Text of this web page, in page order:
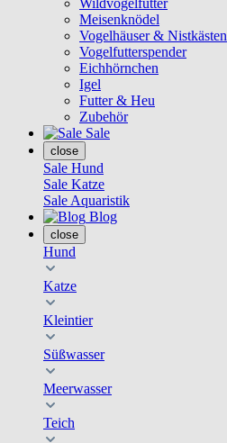
Wildvogelfutter
Meisenknödel
Vogelhäuser & Nistkästen
Vogelfutterspender
Eichhörnchen
Igel
Futter & Heu
Zubehör
Sale
close
Sale Hund
Sale Katze
Sale Aquaristik
Blog
close
Hund
Katze
Kleintier
Süßwasser
Meerwasser
Teich